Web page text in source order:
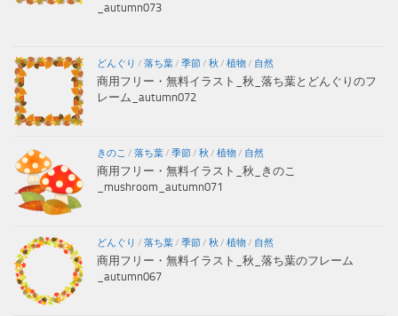
_autumn073
どんぐり / 落ち葉/ 季節/ 秋 / 植物/ 自然
商用フリー・無料イラスト_秋_落ち葉とどんぐりのフ
レーム_autumn072
きのこ / 落ち葉/ 季節/ 秋 / 植物/ 自然
商用フリー・無料イラスト_秋_きのこ
_mushroom_autumn071
どんぐり / 落ち葉/ 季節/ 秋 / 植物/ 自然
商用フリー・無料イラスト_秋_落ち葉のフレーム
_autumn067